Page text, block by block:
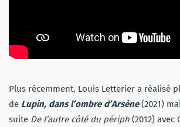
Plus récemment, Louis Letterier a réalisé
de Lupin, dans l’ombre d’Arsène (2021)
suite De l’autre côté du périph (2012) avec